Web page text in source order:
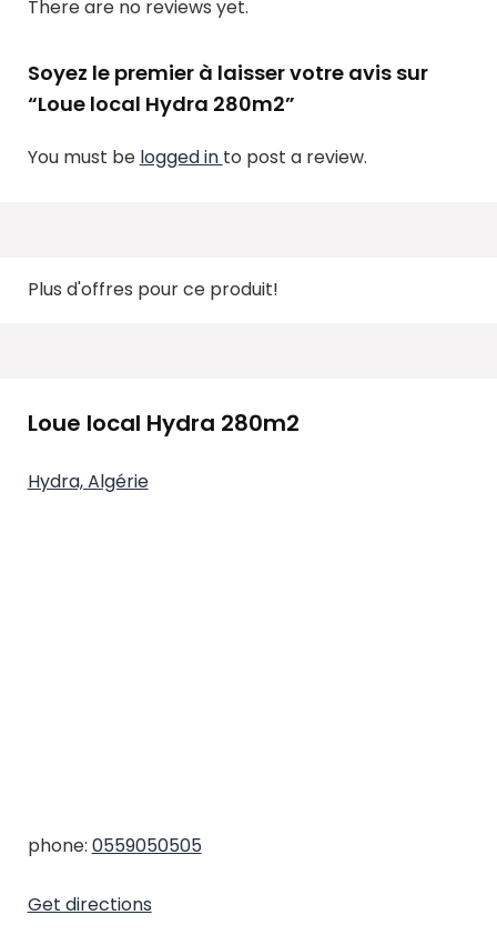
There are no reviews yet.
Soyez le premier à laisser votre avis sur
“Loue local Hydra 280m2”
You must be logged in to post a review.
Plus d'offres pour ce produit!
Loue local Hydra 280m2
Hydra, Algérie
phone: 0559050505
Get directions